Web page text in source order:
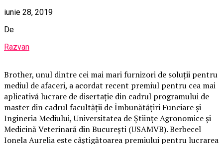
iunie 28, 2019
De
Razvan
Brother, unul dintre cei mai mari furnizori de soluții pentru
mediul de afaceri, a acordat recent premiul pentru cea mai
aplicativă lucrare de disertație din cadrul programului de
master din cadrul facultății de Îmbunătățiri Funciare și
Ingineria Mediului, Universitatea de Științe Agronomice și
Medicină Veterinară din București (USAMVB). Berbecel
Ionela Aurelia este câștigătoarea premiului pentru lucrarea